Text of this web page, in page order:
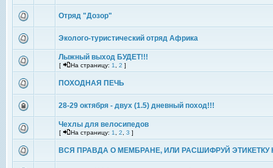
Отряд "Дозор"
Эколого-туристический отряд Африка
Лыжный выход БУДЕТ!!!
[ На страницу: 1 2 ]
ПОХОДНАЯ ПЕЧЬ
28-29 октября - двух (1.5) дневный поход!!!
Чехлы для велосипедов
[ На страницу: 1 2 3 ]
ВСЯ ПРАВДА О МЕМБРАНЕ, ИЛИ РАСШИФРУЙ ЭТИКЕТКУ